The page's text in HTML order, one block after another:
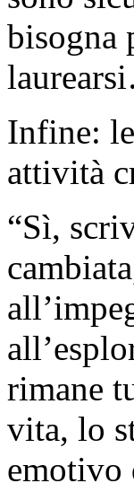
bisogna
Infine:
attività
“Sì,
rimane
vita, lo
emotivo